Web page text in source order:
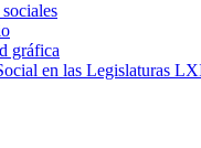
gráfica
en las Legislaturas